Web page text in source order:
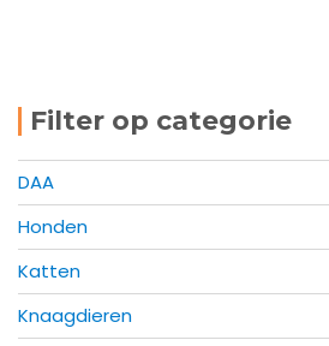
Filter op categorie
DAA
Honden
Katten
Knaagdieren